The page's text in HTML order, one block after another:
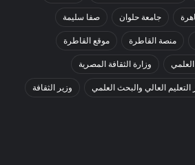
جامعة حلوان صفا سليمة
منصة القاطرة موقع القاطرة
وزارة الثقافة المصرية
التعليم العالي والبحث العلمي وزير الثقافة